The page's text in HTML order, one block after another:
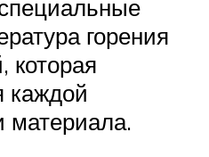
горения
которая
каждой
материала.